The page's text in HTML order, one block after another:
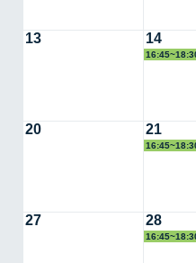
13 14
20 21
27 28